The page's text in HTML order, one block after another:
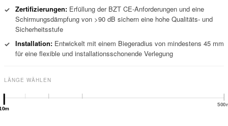
✓ Zertifizierungen: Erfüllung der BZT CE-Anforderungen und eine
Schirmungsdämpfung von >90 dB sichern eine hohe Qualitäts- und
Sicherheitsstufe
✓ Installation: Entwickelt mit einem Biegeradius von mindestens 45 mm
für eine flexible und installationsschonende Verlegung
LÄNGE WÄHLEN